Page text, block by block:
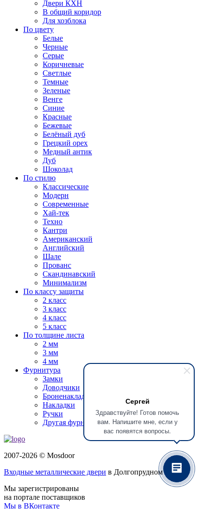
Сергей
Здравствуйте! Готов помочь
вам. Напишите мне, если у
вас появятся вопросы.
Двери КХН
В общий коридор
Для хозблока
По цвету
Белые
Черные
Серые
Коричневые
Светлые
Темные
Зеленые
Венге
Синие
Красные
Бежевые
Белёный дуб
Грецкий орех
Медный антик
Дуб
Шоколад
По стилю
Классические
Модерн
Современные
Хай-тек
Техно
Кантри
Американский
Английский
Шале
Прованс
Скандинавский
Минимализм
По классу защиты
2 класс
3 класс
4 класс
5 класс
По толщине листа
2 мм
3 мм
4 мм
Фурнитура
Замки
Доводчики
Броненакладки
Накладки
Ручки
Другая фурнитура
2007-2026 © Mosdoor
Входные металлические двери в Долгопрудном
Мы зарегистрированы
на портале поставщиков
Мы в ВКонтакте